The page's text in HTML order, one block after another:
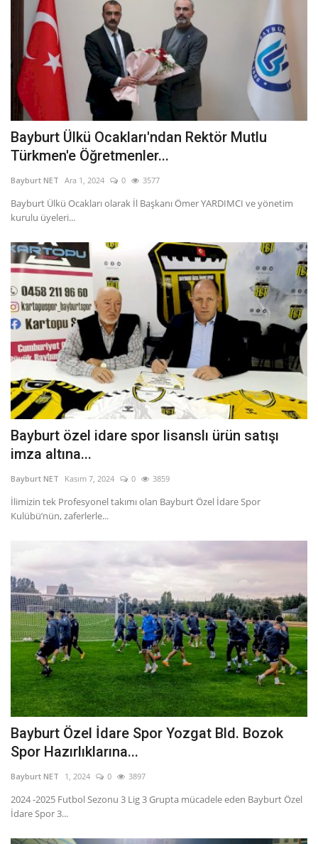
Bayburt Ülkü Ocakları'ndan Rektör Mutlu
Türkmen'e Öğretmenler...
Bayburt NET Ara 1, 2024 0 3577
Bayburt Ülkü Ocakları olarak İl Başkanı Ömer YARDIMCI ve yönetim
kurulu üyeleri...
Bayburt özel idare spor lisanslı ürün satışı
imza altına...
Bayburt NET Kasım 7, 2024 0 3859
İlimizin tek Profesyonel takımı olan Bayburt Özel İdare Spor
Kulübü’nün, zaferlerle...
Bayburt Özel İdare Spor Yozgat Bld. Bozok
Spor Hazırlıklarına...
Bayburt NET 1, 2024 0 3897
2024 -2025 Futbol Sezonu 3 Lig 3 Grupta mücadele eden Bayburt Özel
İdare Spor 3...